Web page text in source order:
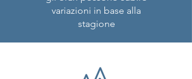
variazioni in base alla
stagione